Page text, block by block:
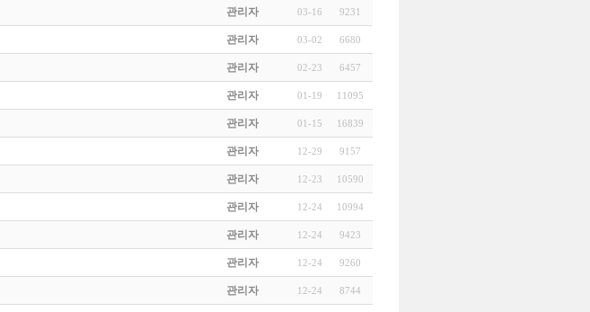
관리자 03-16 9231
관리자 03-02 6680
관리자 02-23 6457
관리자 01-19 11095
관리자 01-15 16839
관리자 12-29 9157
관리자 12-23 10590
관리자 12-24 10994
관리자 12-24 9423
관리자 12-24 9260
관리자 12-24 8744